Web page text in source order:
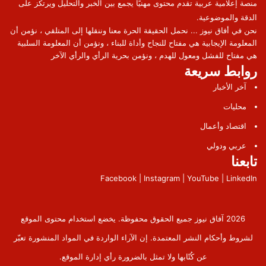
منصة إعلامية عربية تقدم محتوى مهنيًا يجمع بين الخبر والتحليل ويرتكز على
الدقة والموضوعية.
نحن في أفاق نيوز ... نحمل الحقيقة الحرة معنا وننقلها إلى المتلقي ، نؤمن أن
المعلومة الإيجابية هي مفتاح للنجاح وأداة للبناء ، ونؤمن أن المعلومة السلبية
هي مفتاح للفشل ومعول للهدم ، ونؤمن بحرية الرأي والرأي الآخر
روابط سريعة
آخر الأخبار
محليات
اقتصاد وأعمال
عربي ودولي
تابعنا
Facebook | Instagram | YouTube | LinkedIn
2026 آفاق نيوز جميع الحقوق محفوظة. يخضع استخدام محتوى الموقع
لشروط وأحكام النشر المعتمدة. إن الآراء الواردة في المواد المنشورة تعبّر
عن كُتّابها ولا تمثل بالضرورة رأي إدارة الموقع.